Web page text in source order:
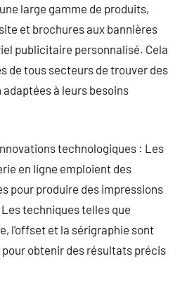
large gamme de produits,
et brochures aux bannières
publicitaire personnalisé. Cela
de tous secteurs de trouver des
adaptées à leurs besoins
technologiques : Les
en ligne emploient des
pour produire des impressions
techniques telles que
l’offset et la sérigraphie sont
obtenir des résultats précis